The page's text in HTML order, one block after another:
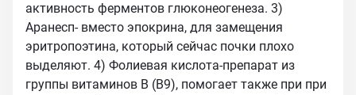
активность ферментов глюконеогенеза. 3)
Аранесп- вместо эпокрина, для замещения
эритропоэтина, который сейчас почки плохо
выделяют. 4) Фолиевая кислота-препарат из
группы витаминов В (В9), помогает также при при